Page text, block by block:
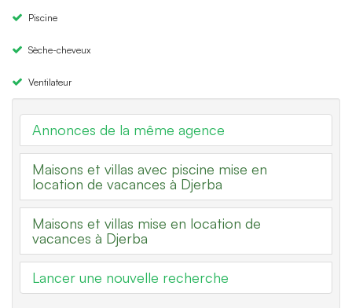
Piscine
Sèche-cheveux
Ventilateur
Annonces de la même agence
Maisons et villas avec piscine mise en
location de vacances à Djerba
Maisons et villas mise en location de
vacances à Djerba
Lancer une nouvelle recherche